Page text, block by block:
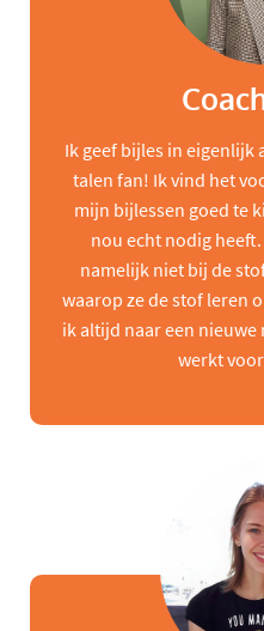
Ik geef bijles in eigenlijk
talen fan! Ik vind het
mijn bijlessen goed te
nou echt nodig
namelijk niet bij de
waarop ze de stof leren
ik altijd naar een nieuwe
werkt